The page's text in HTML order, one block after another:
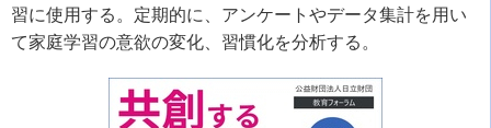
習に使用する。定期的に、アンケートやデータ集計を用い
て家庭学習の意欲の変化、習慣化を分析する。